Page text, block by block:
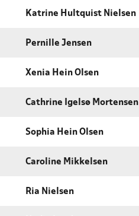
Katrine Hultquist Nielsen
Pernille Jensen
Xenia Hein Olsen
Cathrine Igelsø Mortensen
Sophia Hein Olsen
Caroline Mikkelsen
Ria Nielsen